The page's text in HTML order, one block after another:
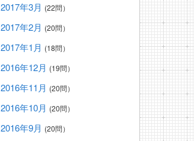
2017年3月 (22問）
2017年2月 (20問）
2017年1月 (18問）
2016年12月 (19問）
2016年11月 (20問）
2016年10月 (20問）
2016年9月 (20問）